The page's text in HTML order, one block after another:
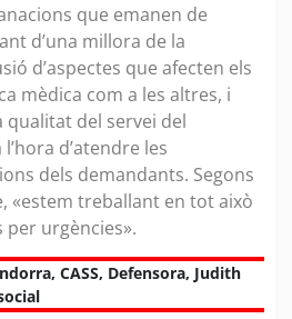
que emanen de
d’una millora de la
d’aspectes que afecten els
mèdica com a les altres, i
del servei del
d’atendre les
dels demandants. Segons
«estem treballant en tot això
per urgències».
, CASS, Defensora, Judith